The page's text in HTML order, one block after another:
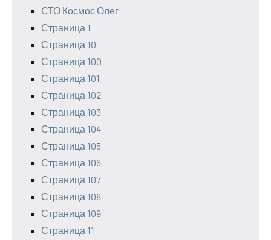
СТО Космос Олег
Страница 1
Страница 10
Страница 100
Страница 101
Страница 102
Страница 103
Страница 104
Страница 105
Страница 106
Страница 107
Страница 108
Страница 109
Страница 11